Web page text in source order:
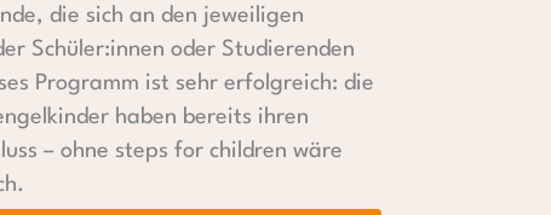
die sich an den jeweiligen
Schüler:innen oder Studierenden
Programm ist sehr erfolgreich: die
haben bereits ihren
– ohne steps for children wäre